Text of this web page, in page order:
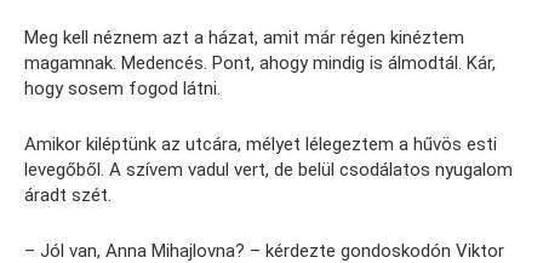
Meg kell néznem azt a házat, amit már régen kinéztem
magamnak. Medencés. Pont, ahogy mindig is álmodtál. Kár,
hogy sosem fogod látni.
Amikor kiléptünk az utcára, mélyet lélegeztem a hűvös esti
levegőből. A szívem vadul vert, de belül csodálatos nyugalom
áradt szét.
– Jól van, Anna Mihajlovna? – kérdezte gondoskodón Viktor